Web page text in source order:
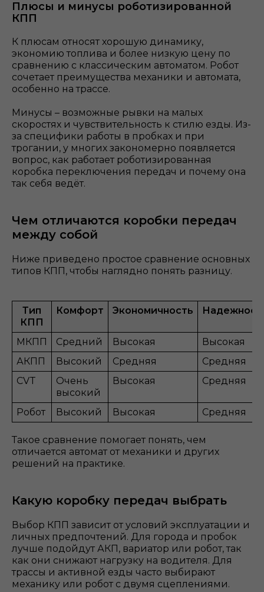
Плюсы и минусы роботизированной
КПП
К плюсам относят хорошую динамику,
экономию топлива и более низкую цену по
сравнению с классическим автоматом. Робот
сочетает преимущества механики и автомата,
особенно на трассе.
Минусы – возможные рывки на малых
скоростях и чувствительность к стилю езды. Из-
за специфики работы в пробках и при
трогании, у многих закономерно появляется
вопрос, как работает роботизированная
коробка переключения передач и почему она
так себя ведёт.
Чем отличаются коробки передач
между собой
Ниже приведено простое сравнение основных
типов КПП, чтобы наглядно понять разницу.
Тип
КПП
Комфорт Экономичность
МКПП Средний Высокая
Высокая
АКПП
Высокий Средняя
Средняя
CVT
Очень
высокий
Высокая Средняя
Робот Высокий Высокая Средняя
Такое сравнение помогает понять, чем
отличается автомат от механики и других
решений на практике.
Какую коробку передач выбрать
Выбор КПП зависит от условий эксплуатации и
личных предпочтений. Для города и пробок
лучше подойдут АКП, вариатор или робот, так
как они снижают нагрузку на водителя. Для
трассы и активной езды часто выбирают
механику или робот с двумя сцеплениями.